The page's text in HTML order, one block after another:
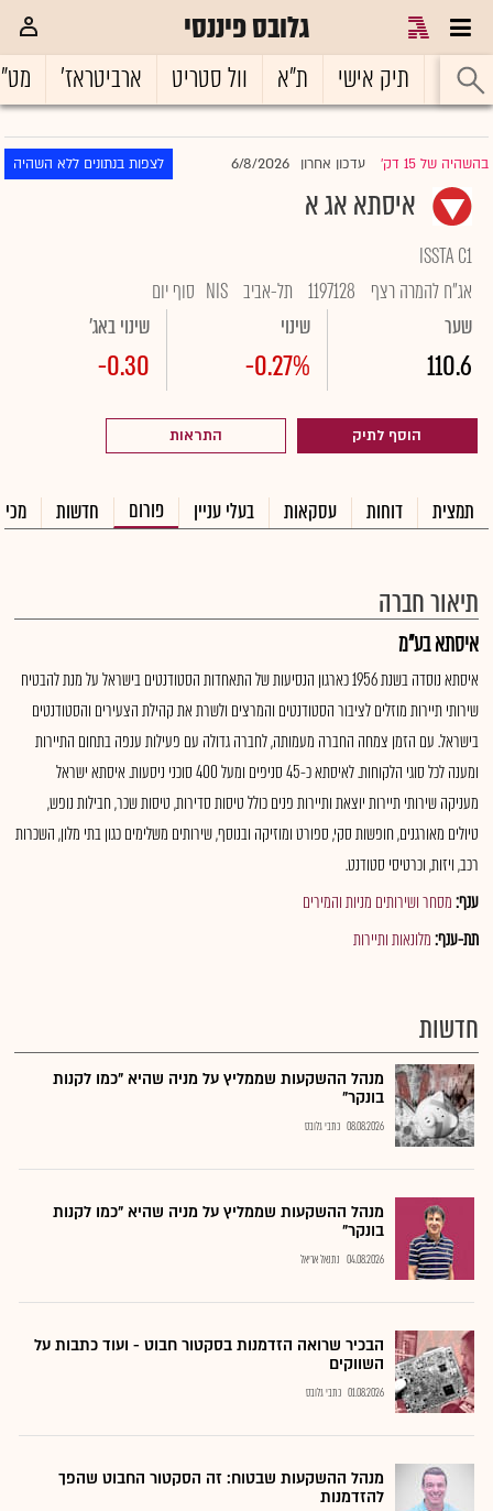
גלובס פיננסי
ראשי תיק אישי ת"א וול סטריט ארביטראז'
בהשהיה של 15 דק' |עדכון אחרון 6/8/2026 לצפות בנתונים ללא השהיה
איסתא אג א
ISSTA C1
אג"ח להמרה רצף
1197128 תל-אביב NIS סוף יום
שער
110.6
שינוי
-0.27%
שינוי באג'
-0.30
הוסף לתיק התראות
תמצית דוחות עסקאות בעלי עניין פורום חדשות
תיאור חברה
איסתא בע"מ
איסתא נוסדה בשנת 1956 כארגון הנסיעות של התאחדות הסטודנטים בישראל על מנת להבטיח
שירותי תיירות מוזלים לציבור הסטודנטים והמרצים ולשרת את קהילת הצעירים והסטודנטים
בישראל. עם הזמן צמחה החברה מעמותה, לחברה גדולה עם פעילות ענפה בתחום התיירות
ומענה לכל סוגי הלקוחות. לאיסתא כ-45 סניפים ומעל 400 סוכני ניסעות. איסתא ישראל
מעניקה שירותי תיירות יוצאת ותיירות פנים כולל טיסות סדירות, טיסות שכר, חבילות נופש,
טיולים מאורגנים, חופשות סקי, ספורט ומוזיקה ובנוסף, שירותים משלימים כגון בתי מלון, השכרות
רכב, ויזות, וכרטיסי סטודנט.
ענף:מסחר ושירותים מניות והמירים
תת-ענף:מלונאות ותיירות
חדשות
מנהל ההשקעות שממליץ על מניה שהיא "כמו לקנות
בונקר"
08.08.2026 כתבי גלובס
מנהל ההשקעות שממליץ על מניה שהיא "כמו לקנות
בונקר"
04.08.2026 נתנאל אריאל
הבכיר שרואה הזדמנות בסקטור חבוט - ועוד כתבות על
השווקים
01.08.2026 כתבי גלובס
מנהל ההשקעות שבטוח: זה הסקטור החבוט שהפך
להזדמנות